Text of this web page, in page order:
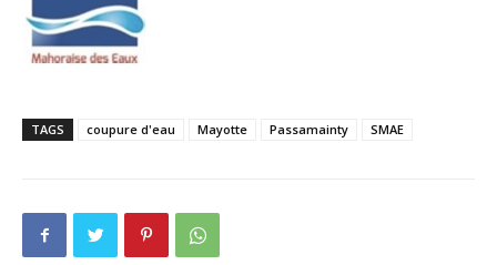
TAGS coupure d'eau Mayotte Passamainty SMAE